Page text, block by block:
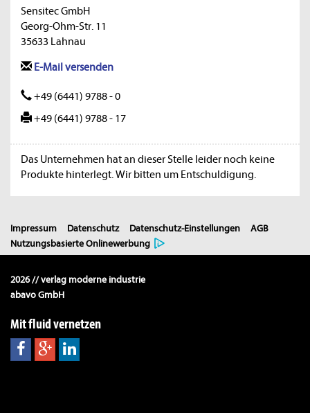
Sensitec GmbH
Georg-Ohm-Str. 11
35633 Lahnau
E-Mail versenden
+49 (6441) 9788 - 0
+49 (6441) 9788 - 17
Das Unternehmen hat an dieser Stelle leider noch keine
Produkte hinterlegt. Wir bitten um Entschuldigung.
Impressum Datenschutz Datenschutz-Einstellungen
AGB
Nutzungsbasierte Onlinewerbung
2026 // verlag moderne industrie
abavo GmbH
Mit fluid vernetzen